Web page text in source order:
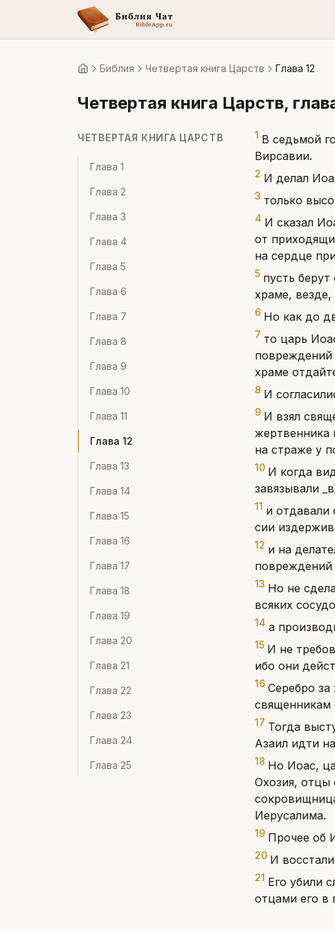
ГлавнаяБиблия Четвертая книга Царств Глава 12
Четвертая книга Царств,
ЧЕТВЕРТАЯ КНИГА ЦАРСТВ
Глава 1
Глава 2
Глава 3
Глава 4
Глава 5
Глава 6
Глава 7
Глава 8
Глава 9
Глава 10
Глава 11
Глава 12
Глава 13
Глава 14
Глава 15
Глава 16
Глава 17
Глава 18
Глава 19
Глава 20
Глава 21
Глава 22
Глава 23
Глава 24
Глава 25
1 В седьмой
Вирсавии.
2 И делал
3 только
4 И сказал
от
на сердце
5 пусть
храме,
6 Но как до
7 то царь
повреждений
храме
8 И
9 И взял
жертвенника
на страже у
10 И когда
завязывали
11 и отдавали
сии
12 и на
повреждений
13 Но не
всяких
14 а
15 И не
ибо они
16 Серебро за
священникам
17 Тогда
Азаил идти
18 Но Иоас,
Охозия, отцы
Иерусалима.
19 Прочее об
20 И
21 Его убили
отцами его в